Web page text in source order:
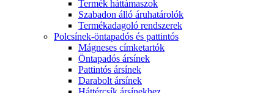
Termék háttámaszok
Szabadon álló áruhatárolók
Termékadagoló rendszerek
Polcsínek-öntapadós és pattintós
Mágneses címketartók
Öntapadós ársínek
Pattintós ársínek
Darabolt ársínek